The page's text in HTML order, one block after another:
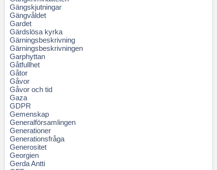
Gängskjutningar
Gängvåldet
Gardet
Gärdslösa kyrka
Gärningsbeskrivning
Gärningsbeskrivningen
Garphyttan
Gåtfullhet
Gåtor
Gåvor
Gåvor och tid
Gaza
GDPR
Gemenskap
Generalförsamlingen
Generationer
Generationsfråga
Generositet
Georgien
Gerda Antti